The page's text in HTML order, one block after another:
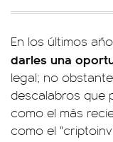
En los últimos
darles una
legal; no
descalabros que
como el más
como el